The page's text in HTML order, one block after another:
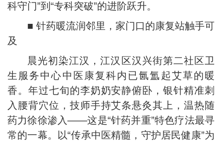
科守门”到“专科突破”的进阶跃升。
■ 针药暖流润邻里，家门口的康复站触手可
及
晨光初染江汉，江汉区汉兴街第二社区卫
生服务中心中医康复科内已氤氲起艾草的暖
香。年过七旬的李奶奶安静俯卧，银针精准刺
入腰背穴位，技师手持艾条悬灸其上，温热随
药力徐徐渗入——这是“针药并重”特色疗法最寻
常的一幕。以“传承中医精髓，守护居民健康”为